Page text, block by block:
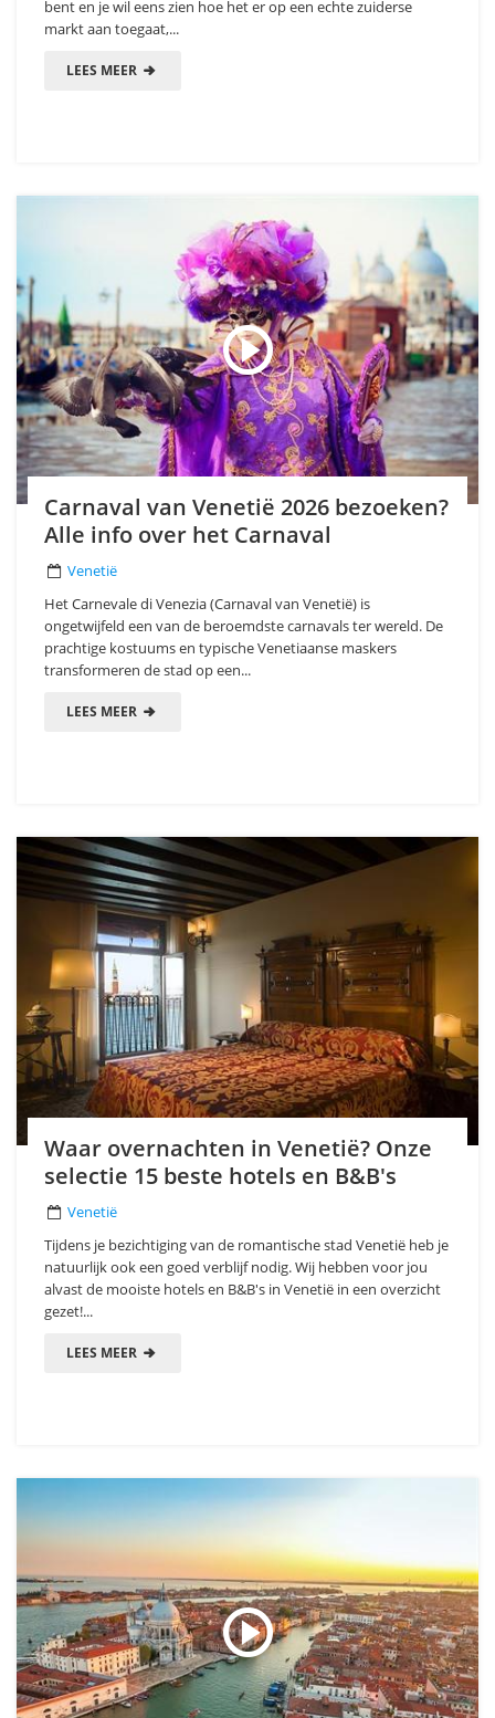
bent en je wil eens zien hoe het er op een echte zuiderse
markt aan toegaat,...
LEES MEER
Carnaval van Venetië 2026 bezoeken?
Alle info over het Carnaval
Venetië
Het Carnevale di Venezia (Carnaval van Venetië) is
ongetwijfeld een van de beroemdste carnavals ter wereld. De
prachtige kostuums en typische Venetiaanse maskers
transformeren de stad op een...
LEES MEER
Waar overnachten in Venetië? Onze
selectie 15 beste hotels en B&B's
Venetië
Tijdens je bezichtiging van de romantische stad Venetië heb je
natuurlijk ook een goed verblijf nodig. Wij hebben voor jou
alvast de mooiste hotels en B&B's in Venetië in een overzicht
gezet!...
LEES MEER